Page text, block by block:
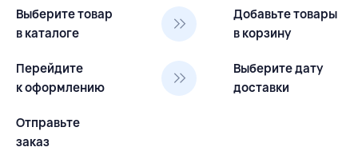
Выберите товар
в каталоге
Добавьте товары
в корзину
Перейдите
к оформлению
Выберите дату
доставки
Отправьте
заказ